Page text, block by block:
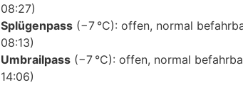
08:27)
Splügenpass (−7 °C): offen, normal
08:13)
Umbrailpass (−7 °C): offen, normal
14:06)